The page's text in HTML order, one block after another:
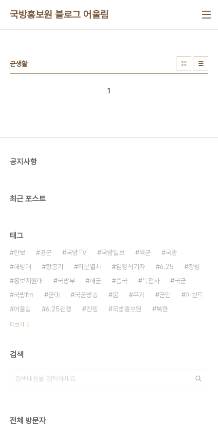
국방홍보원 블로그 어울림
군생활
1
공지사항
최근 포스트
태그
안보 공군 국방TV 국방일보 육군
국방
해병대
항공기 위문열차 임영식기자 6.25
장병
홍보지원대
국방부 해군 중국 특전사
국군
국방fm
군대 국군방송 붐 무기 군인
이벤트
어울림
6.25전쟁 전쟁 국방홍보원 북한
더보기
검색
전체 방문자